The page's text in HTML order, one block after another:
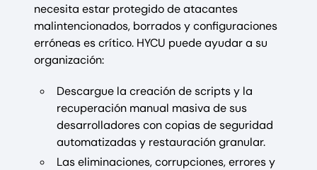
necesita estar protegido de atacantes
malintencionados, borrados y configuraciones
erróneas es crítico. HYCU puede ayudar a su
organización:
Descargue la creación de scripts y la
recuperación manual masiva de sus
desarrolladores con copias de seguridad
automatizadas y restauración granular.
Las eliminaciones, corrupciones, errores y